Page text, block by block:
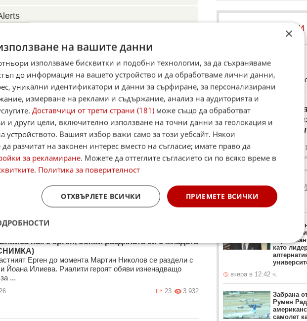
източник в Google
пак е ерген, обяви раздялата си с младата
Ерген до момента Мартин Николов се раздели с
Йоана Илиева. Риалити героят обяви изненадващо
...
3 932
23
ЛОВЦИ НА БИСЕРИ
Българската актриса се
хвали с богата реколта
собствената си градина
“ Вместо да
с някой хубавец,
затварям буркани
ТОП 5ЧЕТЕНИ
НОВИ
заменя
като
вчера в 12:42 ч.
Забрана
Румен
самолет
×
на вашите данни
използваме бисквитки и подобни технологии, за да съхраняваме
до информация на вашето устройство и да обработваме лични данни,
уникални идентификатори и данни за сърфиране, за персонализирани
измерване на реклами и съдържание, анализ на аудиторията и
Доставчици от трети страни (181) може също да обработват
и други цели, включително използване на точни данни за геолокация и
устройството. Вашият избор важи само за този уебсайт. Някои
разчитат на законен интерес вместо на съгласие; имате право да
за рекламиране. Можете да оттеглите съгласието си по всяко време в
. Политика за поверителност
ПРИЕМЕТЕ ВСИЧКИ
ОТХВЪРЛЕТЕ ВСИЧКИ